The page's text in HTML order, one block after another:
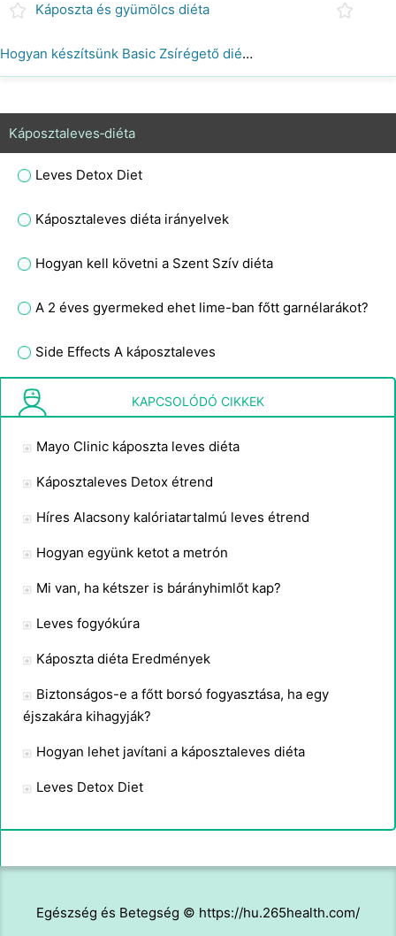
Káposzta és gyümölcs diéta
Hogyan készítsünk Basic Zsírégető diéta Leves
Káposztaleves‑diéta
Leves Detox Diet
Káposztaleves diéta irányelvek
Hogyan kell követni a Szent Szív diéta
A 2 éves gyermeked ehet lime-ban főtt garnélarákot?
Side Effects A káposztaleves
Hét nap Detox leves diétaKAPCSOLÓDÓ CIKKEK
Mayo Clinic káposzta leves diéta
Káposztaleves Detox étrend
Híres Alacsony kalóriatartalmú leves étrend
Hogyan együnk ketot a metrón
Mi van, ha kétszer is bárányhimlőt kap?
Leves fogyókúra
Káposzta diéta Eredmények
Biztonságos-e a főtt borsó fogyasztása, ha egy
éjszakára kihagyják?
Hogyan lehet javítani a káposztaleves diéta
Leves Detox Diet
Egészség és Betegség © https://hu.265health.com/